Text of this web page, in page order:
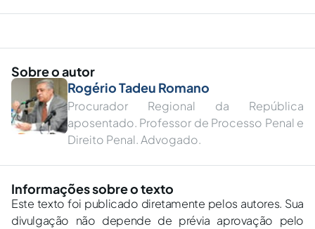
Sobre o autor
Rogério Tadeu Romano
Procurador Regional da República
aposentado. Professor de Processo Penal e
Direito Penal. Advogado.
Informações sobre o texto
Este texto foi publicado diretamente pelos autores. Sua
divulgação não depende de prévia aprovação pelo